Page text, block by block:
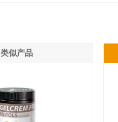
类似产品